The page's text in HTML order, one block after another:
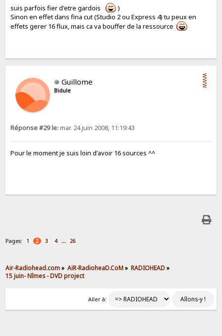
suis parfois fier d'etre gardois
)
Sinon en effet dans fina cut (Studio 2 ou Express 4) tu peux en
effets gerer 16 flux, mais ca va bouffer de la ressource
Guillome
Bidule
WWW
Réponse #29 le:mar. 24 juin 2008, 11:19:43
Pour le moment je suis loin d'avoir 16 sources ^^
Pages: 1 2 3 4 ... 26
Air-Radiohead.com» AiR-RadioheaD.CoM» RADIOHEAD»
15 juin- Nîmes - DVD project
Aller à: